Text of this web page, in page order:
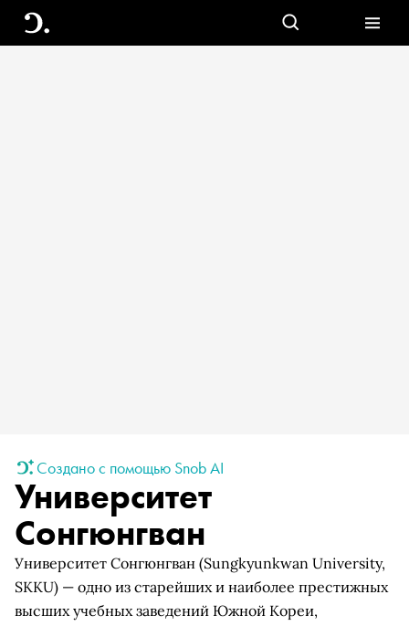
Создано с помощью Snob AI
Университет
Сонгюнгван
Университет Сонгюнгван (Sungkyunkwan University,
SKKU) — одно из старейших и наиболее престижных
высших учебных заведений Южной Кореи,